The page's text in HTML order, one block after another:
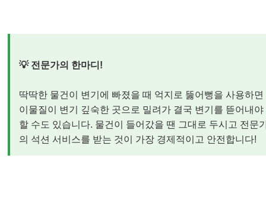
💡 전문가의 한마디!
딱딱한 물건이 변기에 빠졌을 때 억지로 뚫어뻥을 사용하면
이물질이 변기 깊숙한 곳으로 밀려가 결국 변기를 뜯어내야
할 수도 있습니다. 물건이 들어갔을 땐 그대로 두시고 전문
의 석션 서비스를 받는 것이 가장 경제적이고 안전합니다!